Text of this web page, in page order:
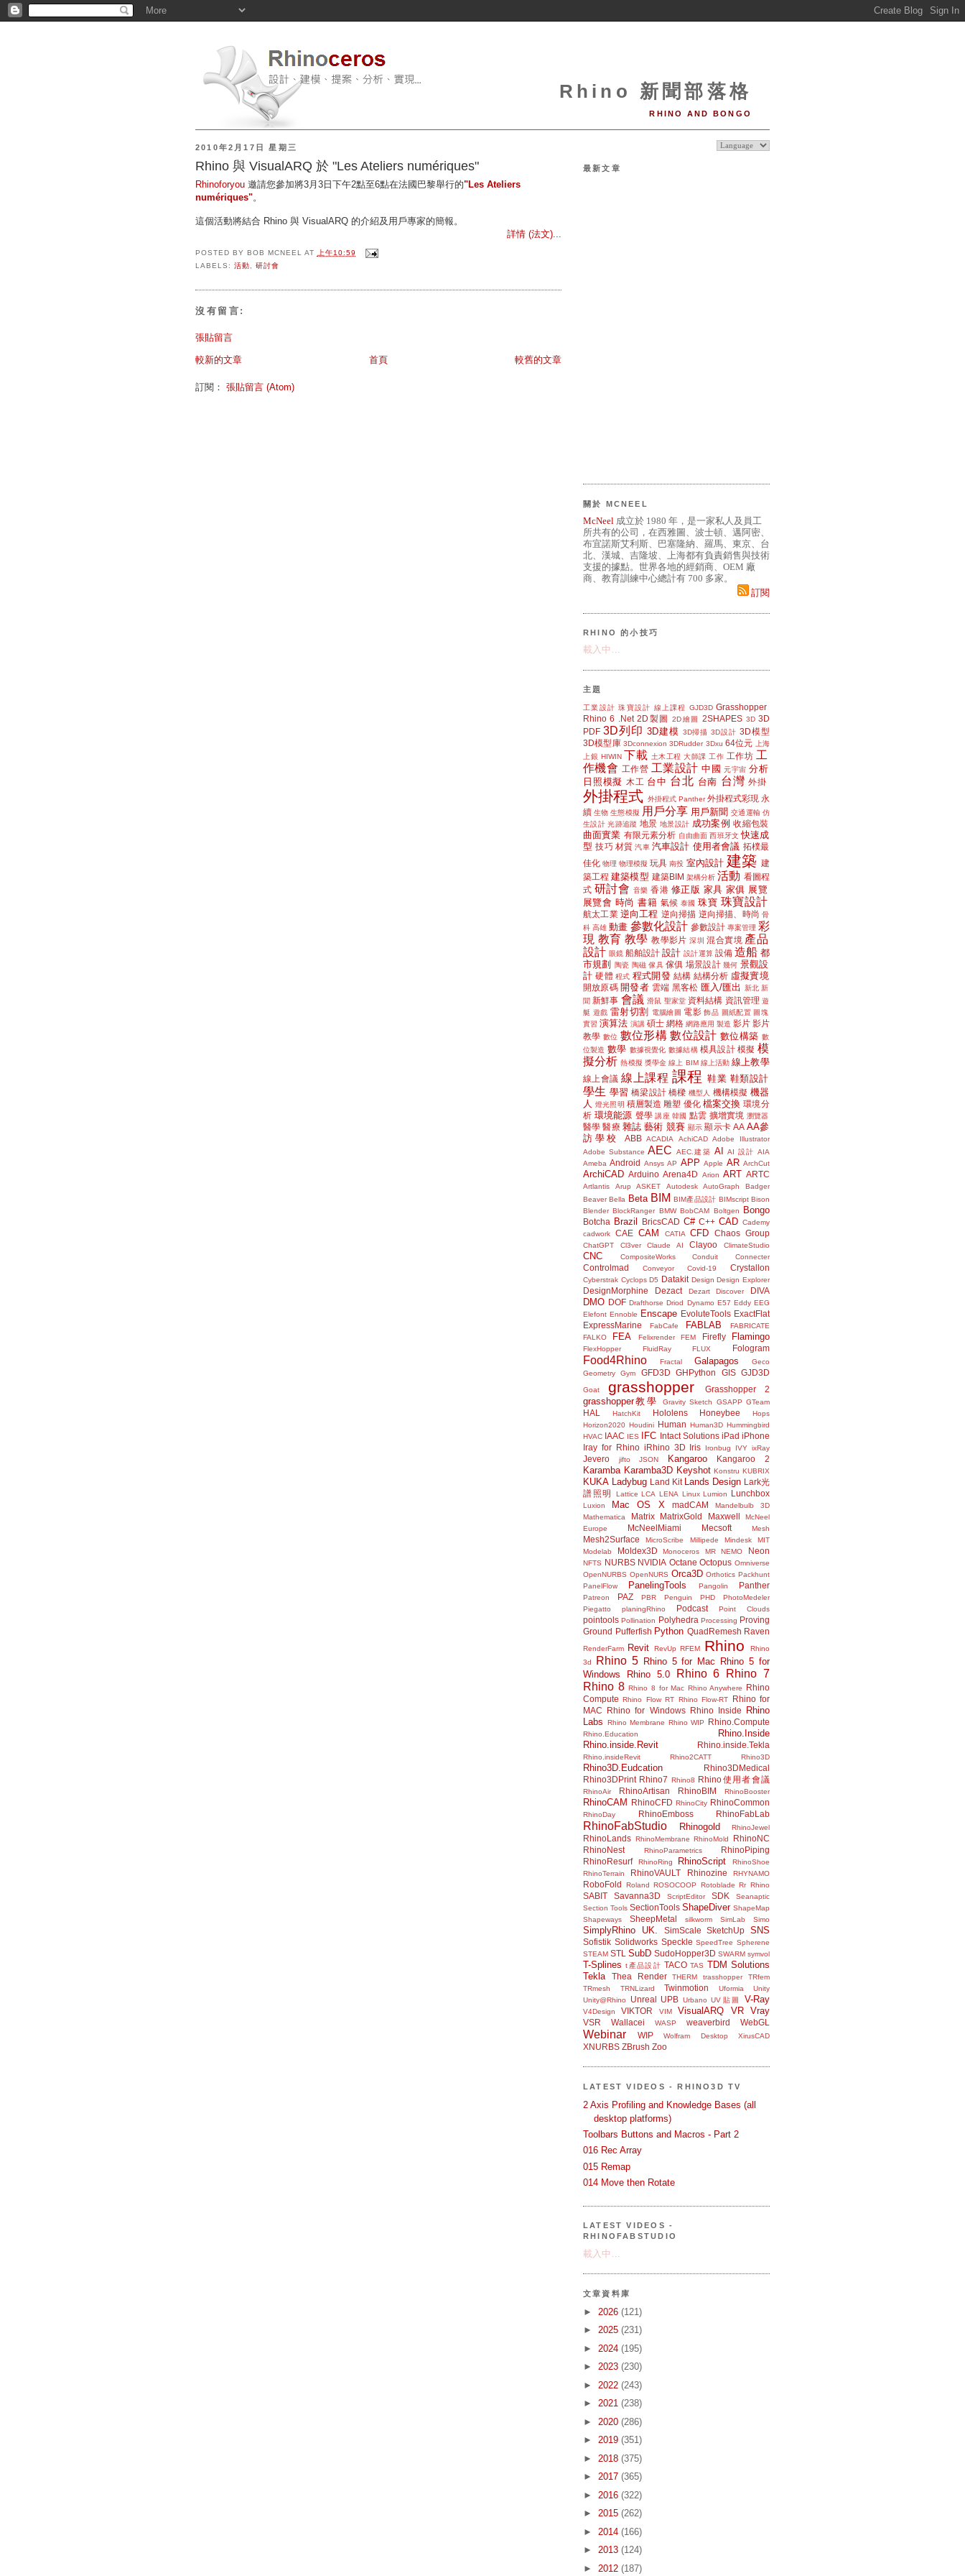
Rhino 新聞部落格
RHINO AND BONGO
2010年2月17日 星期三
Rhino 與 VisualARQ 於 "Les Ateliers numériques"
Rhinoforyou 邀請您參加將3月3日下午2點至6點在法國巴黎舉行的"Les Ateliers
numériques"。
這個活動將結合 Rhino 與 VisualARQ 的介紹及用戶專家的簡報。
詳情 (法文)...
POSTED BY BOB MCNEEL AT 上午10:59
LABELS: 活動, 研討會
沒有留言:
張貼留言
較新的文章 較舊的文章
首頁
訂閱： 張貼留言 (Atom)
最新文章
關於 MCNEEL
McNeel 成立於 1980 年，是一家私人及員工
所共有的公司，在西雅圖、波士頓、邁阿密、
布宜諾斯艾利斯、巴塞隆納、羅馬、東京、台
北、漢城、吉隆坡、上海都有負責銷售與技術
支援的據點。世界各地的經銷商、OEM 廠
商、教育訓練中心總計有 700 多家。
訂閱
RHINO 的小技巧
載入中…
主題
工業設計 珠寶設計 線上課程 GJD3D Grasshopper
Rhino 6
.Net 2D製圖 2D繪圖 2SHAPES 3D 3D
PDF 3D列印 3D建模 3D掃描 3D設計 3D模型
3D模型庫 3Dconnexion 3DRudder 3Dxu 64位元
上海
上銀 HIWIN 下載 土木工程 大師課 工作 工作坊 工
作機會 工作營 工業設計 中國 元宇宙 分析
日照模擬
木工 台中 台北 台南 台灣 外掛
外掛程式 外掛程式 Panther 外掛程式彩現 永
續 生物 生態模擬 用戶分享 用戶新聞 交通運輸 仿
生設計 光跡追蹤 地景 地景設計 成功案例 收縮包裝
曲面實業 有限元素分析 自由曲面 西班牙文 快速成
型 技巧 材質 汽車 汽車設計 使用者會議 拓樸最
佳化 物理 物理模擬 玩具 南投 室內設計 建築 建
築工程 建築模型 建築BIM 架構分析 活動 看圖程
式 研討會 音樂 香港 修正版 家具 家俱 展覽
展覽會 時尚 書籍 氣候 泰國 珠寶 珠寶設計
航太工業 逆向工程 逆向掃描 逆向掃描、時尚 骨
科 高雄 動畫 參數化設計 參數設計 專案管理 彩
現 教育 教學 教學影片 深圳 混合實境 產品
設計 眼鏡 船舶設計 設計 設計運算 設備 造船 都
市規劃 陶瓷 陶磁 傢具 傢俱 場景設計 幾何 景觀設
計 硬體 程式 程式開發 結構 結構分析 虛擬實境
開放原碼 開發者 雲端 黑客松 匯入/匯出 新北 新
聞 新鮮事 會議 滑鼠 聖家堂 資料結構 資訊管理 遊
艇 遊戲 雷射切割 電腦繪圖 電影 飾品 圖紙配置 圖塊
實習 演算法 演講 碩士 網格 網路應用 製造 影片 影片
教學 數位 數位形構 數位設計 數位構築 數
位製造 數學 數據視覺化 數據結構 模具設計 模擬 模
擬分析 熱模擬 獎學金 線上 BIM 線上活動 線上教學
線上會議 線上課程 課程 鞋業 鞋類設計
學生 學習 橋梁設計 橋樑 機型人 機構模擬 機器
人
燈光照明 積層製造 雕塑 優化 檔案交換 環境分
析 環境能源 聲學 講座 韓國 點雲 擴增實境 瀏覽器
醫學 醫療 雜誌 藝術 競賽 顯示 顯示卡 AA AA參
訪學校
ABB ACADIA AchiCAD
Adobe Illustrator
Adobe Substance AEC AEC.建築 AI AI 設計 AIA
Ameba Android Ansys AP APP Apple AR ArchCut
ArchiCAD Arduino Arena4D Arion ART ARTC
Artlantis Arup ASKET Autodesk AutoGraph
Badger
Beaver Bella Beta BIM BIM產品設計 BIMscript Bison
Blender BlockRanger BMW BobCAM Boltgen Bongo
Botcha Brazil BricsCAD C# C++ CAD Cademy
cadwork
CAE CAM CATIA CFD Chaos Group
ChatGPT Cl3ver Claude AI Clayoo ClimateStudio
CNC CompositeWorks Conduit Connecter
Controlmad Conveyor Covid-19 Crystallon
Cyberstrak Cyclops D5 Datakit Design Design Explorer
DesignMorphine Dezact Dezart Discover DIVA
DMO DOF Drafthorse Driod Dynamo E57 Eddy EEG
Elefont Ennoble Enscape EvoluteTools ExactFlat
ExpressMarine
FabCafe FABLAB
FABRICATE
FALKO
FEA Felixrender FEM Firefly Flamingo
FlexHopper FluidRay FLUX Fologram
Food4Rhino Fractal Galapagos
Geco
Geometry Gym
GFD3D GHPython GIS GJD3D
Goat grasshopper Grasshopper 2
grasshopper教學 Gravity Sketch GSAPP GTeam
HAL HatchKit Hololens Honeybee
Hops
Horizon2020 Houdini Human Human3D Hummingbird
HVAC IAAC IES IFC Intact Solutions iPad iPhone
Iray for Rhino iRhino 3D Iris Ironbug IVY ixRay
Jevero jifto JSON Kangaroo Kangaroo 2
Karamba Karamba3D Keyshot Konstru KUBRIX
KUKA Ladybug Land Kit Lands Design Lark光
譜照明
Lattice LCA LENA Linux Lumion Lunchbox
Luxion Mac OS X madCAM
Mandelbulb 3D
Mathematica
Matrix MatrixGold Maxwell
McNeel
Europe
McNeelMiami Mecsoft Mesh
Mesh2Surface MicroScribe Millipede Mindesk
MIT
Modelab
Moldex3D Monoceros MR NEMO Neon
NFTS NURBS NVIDIA Octane Octopus Omniverse
OpenNURBS OpenNURS Orca3D Orthotics Packhunt
PanelFlow
PanelingTools Pangolin Panther
Patreon PAZ PBR Penguin PHD
PhotoMedeler
Piegatto
planingRhino Podcast Point Clouds
pointools Pollination Polyhedra Processing Proving
Ground Pufferfish Python QuadRemesh Raven
RenderFarm Revit RevUp RFEM Rhino
Rhino
3d
Rhino 5 Rhino 5 for Mac Rhino 5 for
Windows
Rhino 5.0 Rhino 6
Rhino 7
Rhino 8 Rhino 8 for Mac Rhino Anywhere
Rhino
Compute Rhino Flow RT Rhino Flow-RT
Rhino for
MAC
Rhino for Windows Rhino Inside
Rhino
Labs
Rhino Membrane Rhino WIP Rhino.Compute
Rhino.Education
Rhino.Inside
Rhino.inside.Revit
Rhino.inside.Tekla
Rhino.insideRevit Rhino2CATT Rhino3D
Rhino3D.Eudcation
Rhino3DMedical
Rhino3DPrint Rhino7 Rhino8 Rhino使用者會議
RhinoAir RhinoArtisan RhinoBIM RhinoBooster
RhinoCAM RhinoCFD RhinoCity RhinoCommon
RhinoDay RhinoEmboss RhinoFabLab
RhinoFabStudio Rhinogold RhinoJewel
RhinoLands RhinoMembrane RhinoMold
RhinoNC
RhinoNest
RhinoParametrics
RhinoPiping
RhinoResurf
RhinoRing RhinoScript
RhinoShoe
RhinoTerrain
RhinoVAULT Rhinozine RHYNAMO
RoboFold Roland ROSOCOOP Rotoblade Rr Rhino
SABIT Savanna3D ScriptEditor SDK
Seanaptic
Section Tools SectionTools ShapeDiver ShapeMap
Shapeways
SheepMetal silkworm SimLab Simo
SimplyRhino UK. SimScale SketchUp SNS
Sofistik Solidworks Speckle SpeedTree Spherene
STEAM STL SubD SudoHopper3D SWARM symvol
T-Splines t產品設計 TACO TAS TDM Solutions
Tekla
Thea Render THERM trasshopper
TRfem
TRmesh
TRNLizard Twinmotion Uformia
Unity
Unity@Rhino
Unreal UPB Urbano UV貼圖 V-Ray
V4Design VIKTOR VIM VisualARQ VR Vray
VSR Wallacei WASP weaverbird WebGL
Webinar WIP Wolfram Desktop XirusCAD
XNURBS ZBrush Zoo
LATEST VIDEOS - RHINO3D TV
2 Axis Profiling and Knowledge Bases (all
desktop platforms)
Toolbars Buttons and Macros - Part 2
016 Rec Array
015 Remap
014 Move then Rotate
LATEST VIDEOS -
RHINOFABSTUDIO
載入中…
文章資料庫
► 2026 (121)
► 2025 (231)
► 2024 (195)
► 2023 (230)
► 2022 (243)
► 2021 (238)
► 2020 (286)
► 2019 (351)
► 2018 (375)
► 2017 (365)
► 2016 (322)
► 2015 (262)
► 2014 (166)
► 2013 (124)
► 2012 (187)